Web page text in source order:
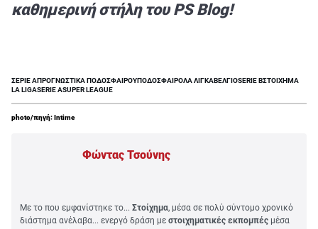
καθημερινή στήλη του PS Blog!
ΣΕΡΙΕ ΑΠΡΟΓΝΩΣΤΙΚΑ ΠΟΔΟΣΦΑΙΡΟΥΠΟΔΟΣΦΑΙΡΟΛΑ ΛΙΓΚΑΒΕΛΓΙΟSERIE BΣΤΟΙΧΗΜΑ
LA LIGASERIE ASUPER LEAGUE
photo/πηγή: Intime
Φώντας Τσούνης
Με το που εμφανίστηκε το... Στοίχημα, μέσα σε πολύ σύντομο χρονικό
διάστημα ανέλαβα... ενεργό δράση με στοιχηματικές εκπομπές μέσα